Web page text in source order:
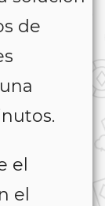
de
el
el